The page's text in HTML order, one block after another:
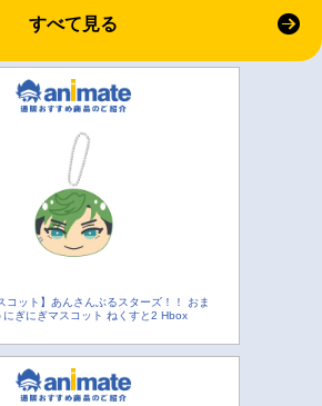
すべて見る
コット】あんさんぶるスターズ！！ おま
にぎにぎマスコット ねくすと2 Hbox